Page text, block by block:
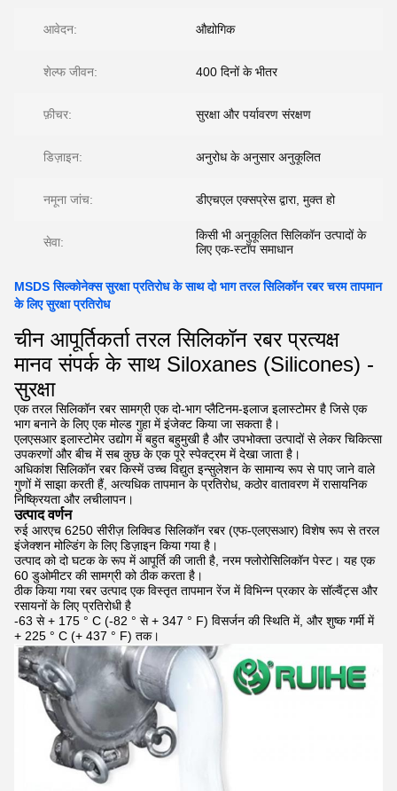
आवेदन: औद्योगिक
शेल्फ जीवन: 400 दिनों के भीतर
फ़ीचर: सुरक्षा और पर्यावरण संरक्षण
डिज़ाइन: अनुरोध के अनुसार अनुकूलित
नमूना जांच: डीएचएल एक्सप्रेस द्वारा, मुक्त हो
सेवा:
किसी भी अनुकूलित सिलिकॉन उत्पादों के
लिए एक-स्टॉप समाधान
MSDS सिल्कोनेक्स सुरक्षा प्रतिरोध के साथ दो भाग तरल सिलिकॉन रबर चरम तापमान
के लिए सुरक्षा प्रतिरोध
चीन आपूर्तिकर्ता तरल सिलिकॉन रबर प्रत्यक्ष
मानव संपर्क के साथ Siloxanes (Silicones) -
सुरक्षा
एक तरल सिलिकॉन रबर सामग्री एक दो-भाग प्लैटिनम-इलाज इलास्टोमर है जिसे एक
भाग बनाने के लिए एक मोल्ड गुहा में इंजेक्ट किया जा सकता है।
एलएसआर इलास्टोमेर उद्योग में बहुत बहुमुखी है और उपभोक्ता उत्पादों से लेकर चिकित्सा
उपकरणों और बीच में सब कुछ के एक पूरे स्पेक्ट्रम में देखा जाता है।
अधिकांश सिलिकॉन रबर किस्में उच्च विद्युत इन्सुलेशन के सामान्य रूप से पाए जाने वाले
गुणों में साझा करती हैं, अत्यधिक तापमान के प्रतिरोध, कठोर वातावरण में रासायनिक
निष्क्रियता और लचीलापन।
उत्पाद वर्णन
रुई आरएच 6250 सीरीज़ लिक्विड सिलिकॉन रबर (एफ-एलएसआर) विशेष रूप से तरल
इंजेक्शन मोल्डिंग के लिए डिज़ाइन किया गया है।
उत्पाद को दो घटक के रूप में आपूर्ति की जाती है, नरम फ्लोरोसिलिकॉन पेस्ट। यह एक
60 डुओमीटर की सामग्री को ठीक करता है।
ठीक किया गया रबर उत्पाद एक विस्तृत तापमान रेंज में विभिन्न प्रकार के सॉल्वैंट्स और
रसायनों के लिए प्रतिरोधी है
-63 से + 175 ° C (-82 ° से + 347 ° F) विसर्जन की स्थिति में, और शुष्क गर्मी में
+ 225 ° C (+ 437 ° F) तक।